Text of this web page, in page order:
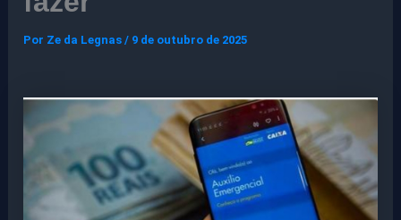
Por Ze da Legnas/ 9 de outubro de 2025